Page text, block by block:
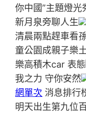
你中國”主題燈光
新月泉旁聊人生
清晨兩點趕車看
童公園成親子樂
樂高積木car 表態
我之力 守你安然
網單次 消息排行
明天出生第九位